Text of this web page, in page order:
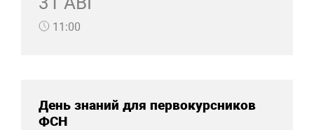
11:00
День знаний для первокурсников
ФСН